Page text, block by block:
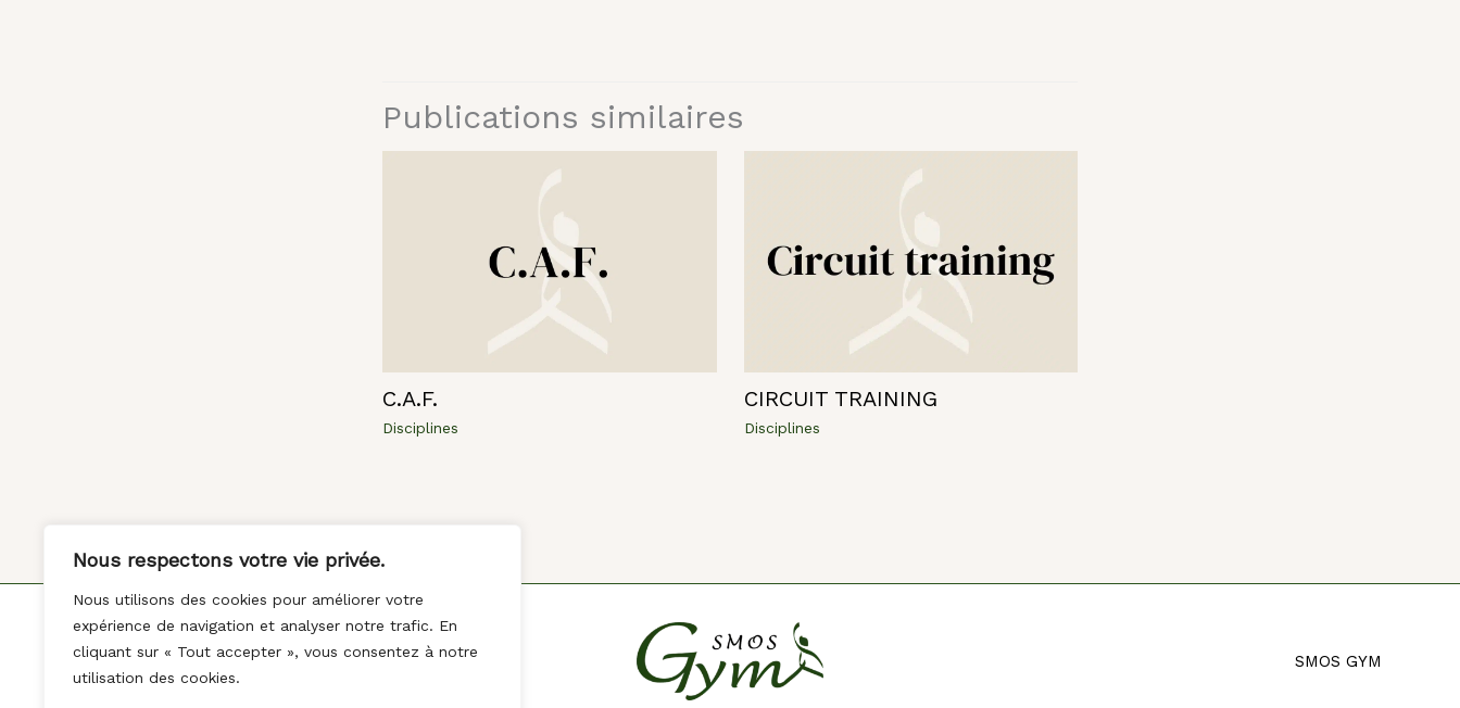
Nous respectons votre vie privée.
Nous utilisons des cookies pour améliorer votre
expérience de navigation et analyser notre trafic. En
cliquant sur « Tout accepter », vous consentez à notre
utilisation des cookies.
Publications similaires
C.A.F.
Disciplines
CIRCUIT TRAINING
Disciplines
Accueil
Les cours
PLANNING 2026-2027
TARIFS 2026-2027
À propos
Actualités
SMOS GYM